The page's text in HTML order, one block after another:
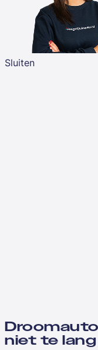
Sluiten
niet te lang